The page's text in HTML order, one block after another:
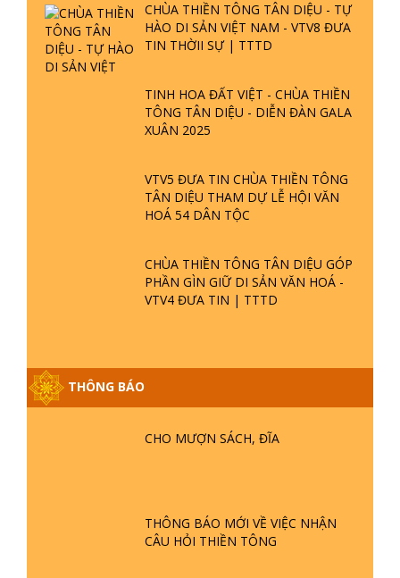
CHÙA THIỀN TÔNG TÂN DIỆU - TỰ
HÀO DI SẢN VIỆT NAM - VTV8 ĐƯA
TIN THỜII SỰ | TTTD
TINH HOA ĐẤT VIỆT - CHÙA THIỀN
TÔNG TÂN DIỆU - DIỄN ĐÀN GALA
XUÂN 2025
VTV5 ĐƯA TIN CHÙA THIỀN TÔNG
TÂN DIỆU THAM DỰ LỄ HỘI VĂN
HOÁ 54 DÂN TỘC
CHÙA THIỀN TÔNG TÂN DIỆU GÓP
PHẦN GÌN GIỮ DI SẢN VĂN HOÁ -
VTV4 ĐƯA TIN | TTTD
THÔNG BÁO
CHO MƯỢN SÁCH, ĐĨA
THÔNG BÁO MỚI VỀ VIỆC NHẬN
CÂU HỎI THIỀN TÔNG
GIẢI ĐÁP ĐẶC BIỆT P25 - SUỐT 49
NĂM PHẬT KHÔNG NÓI? HỘI LONG
HOA LÀ HỘI GÌ? TỬ VÌ ĐẠO
ĐƯỢC HÌNH THÀNH NHƯ THẾ NÀO?
PHẬT GIỚI CÓ THỜI GIAN KHÔNG? |
TTTD